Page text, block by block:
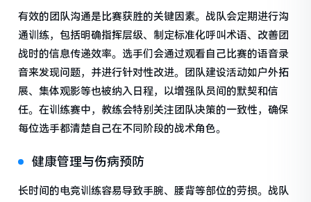
有效的团队沟通是比赛获胜的关键因素。战队会定期进行沟
通训练，包括明确指挥层级、制定标准化呼叫术语、改善团
战时的信息传递效率。选手们会通过观看自己比赛的语音录
音来发现问题，并进行针对性改进。团队建设活动如户外拓
展、集体观影等也被纳入日程，以增强队员间的默契和信
任。在训练赛中，教练会特别关注团队决策的一致性，确保
每位选手都清楚自己在不同阶段的战术角色。
健康管理与伤病预防
长时间的电竞训练容易导致手腕、腰背等部位的劳损。战队